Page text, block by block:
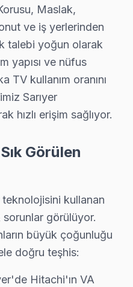
Hitachi'ın VA Panel
Smart TV altyapısına
lehimleme veya bileşen
az bilinen ama sık
gelirseniz gelin — teşhis
– Televizyonunuz
yaşıyor? Sarıyer'de sık
sistemi
var — panel mi
paneli tamiri için teşhis
Maslak,
ve iş yerlerinden
talebi yoğun olarak
yapısı ve nüfus
TV kullanım oranını
Sarıyer
hızlı erişim sağlıyor.
Görülen
kullanan
görülüyor.
büyük çoğunluğu
doğru teşhis:
Hitachi'ın VA